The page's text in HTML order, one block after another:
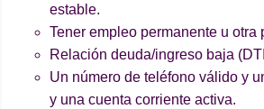
estable.
Tener empleo permanente u otra
Relación deuda/ingreso baja
Un número de teléfono válido y
y una cuenta corriente activa.